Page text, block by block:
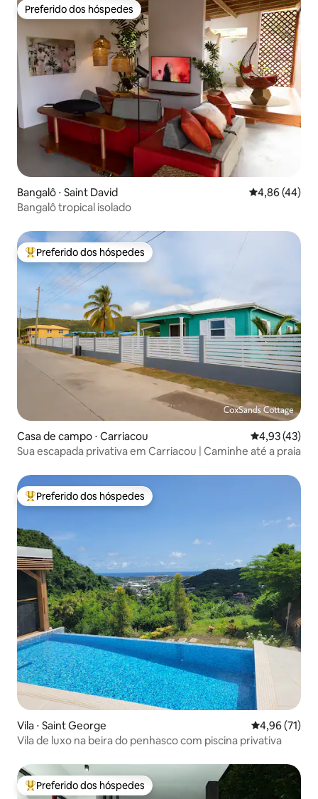
Preferido dos hóspedes
Preferido dos hóspedes
Bangalô ⋅ Saint David 4,86 de uma
4,86 (44)
Bangalô tropical isolado
Entre os melhores preferidos dos hóspedes
Preferido dos hóspedes
Casa de campo ⋅ Carriacou 4,93 de uma
4,93 (43)
Sua escapada privativa em Carriacou | Caminhe até a praia
Entre os melhores preferidos dos hóspedes
Preferido dos hóspedes
Vila ⋅ Saint George 4,96 de uma
4,96 (71)
Vila de luxo na beira do penhasco com piscina privativa
Entre os melhores preferidos dos hóspedes
Preferido dos hóspedes